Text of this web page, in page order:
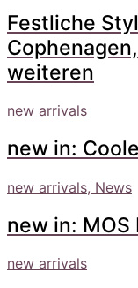
Festliche
weiteren
new arrivals
new in:
new arrivals, News
new in: MOS
new arrivals